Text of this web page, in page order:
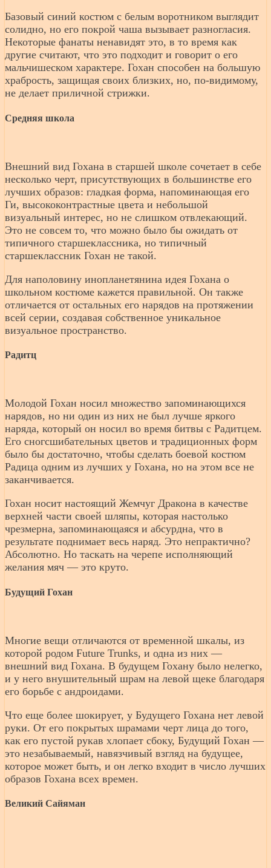
Базовый синий костюм с белым воротником выглядит
солидно, но его покрой чаша вызывает разногласия.
Некоторые фанаты ненавидят это, в то время как
другие считают, что это подходит и говорит о его
мальчишеском характере. Гохан способен на большую
храбрость, защищая своих близких, но, по-видимому,
не делает приличной стрижки.
Средняя школа
Внешний вид Гохана в старшей школе сочетает в себе
несколько черт, присутствующих в большинстве его
лучших образов: гладкая форма, напоминающая его
Ги, высококонтрастные цвета и небольшой
визуальный интерес, но не слишком отвлекающий.
Это не совсем то, что можно было бы ожидать от
типичного старшеклассника, но типичный
старшеклассник Гохан не такой.
Для наполовину инопланетянина идея Гохана о
школьном костюме кажется правильной. Он также
отличается от остальных его нарядов на протяжении
всей серии, создавая собственное уникальное
визуальное пространство.
Радитц
Молодой Гохан носил множество запоминающихся
нарядов, но ни один из них не был лучше яркого
наряда, который он носил во время битвы с Радитцем.
Его сногсшибательных цветов и традиционных форм
было бы достаточно, чтобы сделать боевой костюм
Радица одним из лучших у Гохана, но на этом все не
заканчивается.
Гохан носит настоящий Жемчуг Дракона в качестве
верхней части своей шляпы, которая настолько
чрезмерна, запоминающаяся и абсурдна, что в
результате поднимает весь наряд. Это непрактично?
Абсолютно. Но таскать на черепе исполняющий
желания мяч — это круто.
Будущий Гохан
Многие вещи отличаются от временной шкалы, из
которой родом Future Trunks, и одна из них —
внешний вид Гохана. В будущем Гохану было нелегко,
и у него внушительный шрам на левой щеке благодаря
его борьбе с андроидами.
Что еще более шокирует, у Будущего Гохана нет левой
руки. От его покрытых шрамами черт лица до того,
как его пустой рукав хлопает сбоку, Будущий Гохан —
это незабываемый, навязчивый взгляд на будущее,
которое может быть, и он легко входит в число лучших
образов Гохана всех времен.
Великий Сайяман